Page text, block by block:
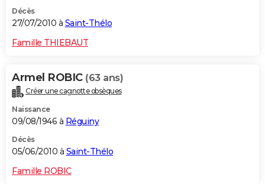
Décès
27/07/2010 à Saint-Thélo
Famille THIEBAUT
Armel ROBIC (63 ans)
Créer une cagnotte obsèques
Naissance
09/08/1946 à Réguiny
Décès
05/06/2010 à Saint-Thélo
Famille ROBIC